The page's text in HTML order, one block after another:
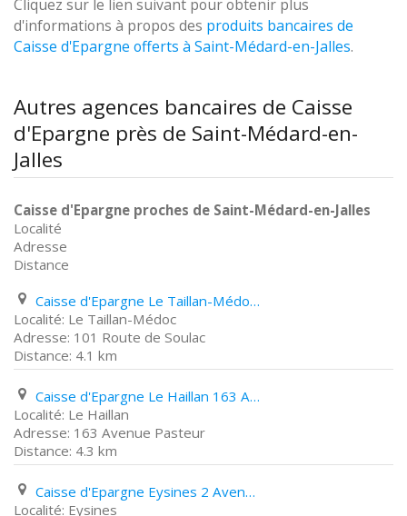
Cliquez sur le lien suivant pour obtenir plus
d'informations à propos des produits bancaires de
Caisse d'Epargne offerts à Saint-Médard-en-Jalles.
Autres agences bancaires de Caisse
d'Epargne près de Saint-Médard-en-
Jalles
Caisse d'Epargne proches de Saint-Médard-en-Jalles
Localité
Adresse
Distance
Caisse d'Epargne Le Taillan-Médoc 101 Route de Soulac
Le Taillan-Médoc
101 Route de Soulac
4.1 km
Caisse d'Epargne Le Haillan 163 Avenue Pasteur
Le Haillan
163 Avenue Pasteur
4.3 km
Caisse d'Epargne Eysines 2 Avenue de Verdun
Eysines